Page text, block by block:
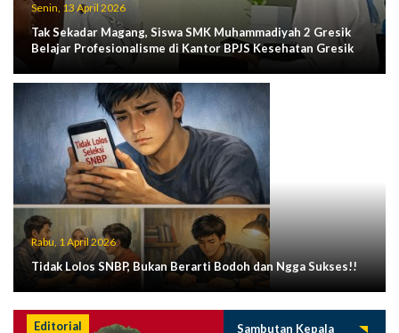
Senin, 13 April 2026
Tak Sekadar Magang, Siswa SMK Muhammadiyah 2 Gresik
Belajar Profesionalisme di Kantor BPJS Kesehatan Gresik
Rabu, 1 April 2026
Tidak Lolos SNBP, Bukan Berarti Bodoh dan Ngga Sukses!!
Editorial
Sambutan Kepala